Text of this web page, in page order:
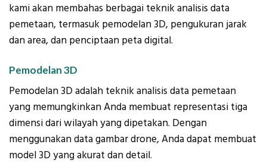
kami akan membahas berbagai teknik analisis data
pemetaan, termasuk pemodelan 3D, pengukuran jarak
dan area, dan penciptaan peta digital.
Pemodelan 3D
Pemodelan 3D adalah teknik analisis data pemetaan
yang memungkinkan Anda membuat representasi tiga
dimensi dari wilayah yang dipetakan. Dengan
menggunakan data gambar drone, Anda dapat membuat
model 3D yang akurat dan detail.